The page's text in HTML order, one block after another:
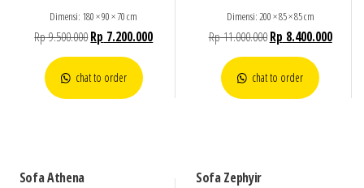
Dimensi: 180 × 90 × 70 cm
Rp9.500.000Rp 7.200.000
chat to order
Dimensi: 200 × 85 × 85 cm
Rp11.000.000 Rp 8.400.000
chat to order
Sofa Athena Sofa Zephyir